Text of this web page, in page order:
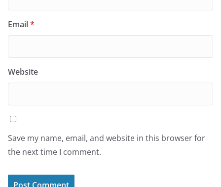
Email*
Website
Save my name, email, and website in this browser for
the next time I comment.